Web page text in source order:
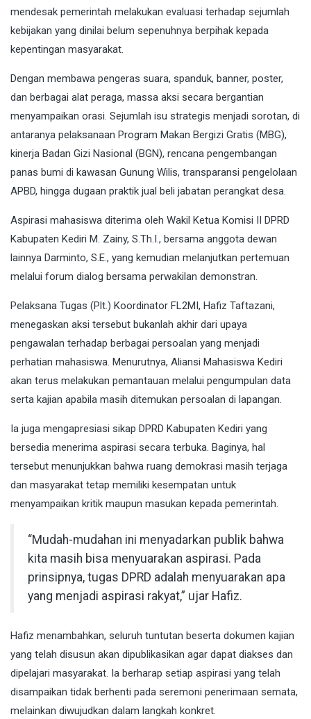
mendesak pemerintah melakukan evaluasi terhadap sejumlah
kebijakan yang dinilai belum sepenuhnya berpihak kepada
kepentingan masyarakat.
Dengan membawa pengeras suara, spanduk, banner, poster,
dan berbagai alat peraga, massa aksi secara bergantian
menyampaikan orasi. Sejumlah isu strategis menjadi sorotan, di
antaranya pelaksanaan Program Makan Bergizi Gratis (MBG),
kinerja Badan Gizi Nasional (BGN), rencana pengembangan
panas bumi di kawasan Gunung Wilis, transparansi pengelolaan
APBD, hingga dugaan praktik jual beli jabatan perangkat desa.
Aspirasi mahasiswa diterima oleh Wakil Ketua Komisi II DPRD
Kabupaten Kediri M. Zainy, S.Th.I., bersama anggota dewan
lainnya Darminto, S.E., yang kemudian melanjutkan pertemuan
melalui forum dialog bersama perwakilan demonstran.
Pelaksana Tugas (Plt.) Koordinator FL2MI, Hafiz Taftazani,
menegaskan aksi tersebut bukanlah akhir dari upaya
pengawalan terhadap berbagai persoalan yang menjadi
perhatian mahasiswa. Menurutnya, Aliansi Mahasiswa Kediri
akan terus melakukan pemantauan melalui pengumpulan data
serta kajian apabila masih ditemukan persoalan di lapangan.
Ia juga mengapresiasi sikap DPRD Kabupaten Kediri yang
bersedia menerima aspirasi secara terbuka. Baginya, hal
tersebut menunjukkan bahwa ruang demokrasi masih terjaga
dan masyarakat tetap memiliki kesempatan untuk
menyampaikan kritik maupun masukan kepada pemerintah.
“Mudah-mudahan ini menyadarkan publik bahwa
kita masih bisa menyuarakan aspirasi. Pada
prinsipnya, tugas DPRD adalah menyuarakan apa
yang menjadi aspirasi rakyat,” ujar Hafiz.
Hafiz menambahkan, seluruh tuntutan beserta dokumen kajian
yang telah disusun akan dipublikasikan agar dapat diakses dan
dipelajari masyarakat. Ia berharap setiap aspirasi yang telah
disampaikan tidak berhenti pada seremoni penerimaan semata,
melainkan diwujudkan dalam langkah konkret.